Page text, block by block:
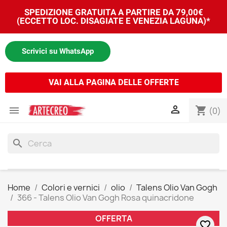
SPEDIZIONE GRATUITA A PARTIRE DA 79,00€
(ECCETTO LOC. DISAGIATE E VENEZIA LAGUNA)*
Scrivici su WhatsApp
VAI ALLA PAGINA DELLE OFFERTE
 shopping_cart (0)

search
Home Colori e vernici olio
Talens Olio Van Gogh
366 - Talens Olio Van Gogh Rosa quinacridone
OFFERTA